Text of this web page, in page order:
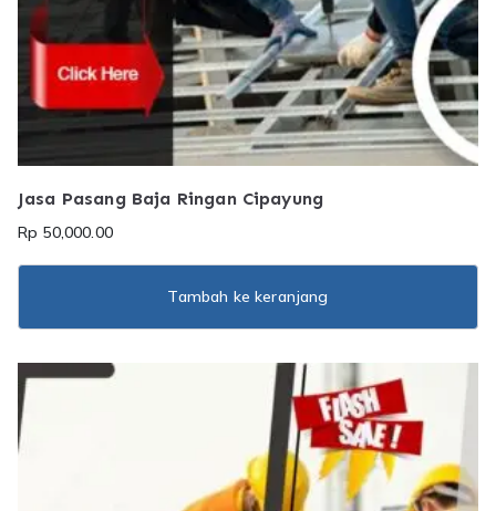
Jasa Pasang Baja Ringan Cipayung
Rp 50,000.00
Tambah ke keranjang